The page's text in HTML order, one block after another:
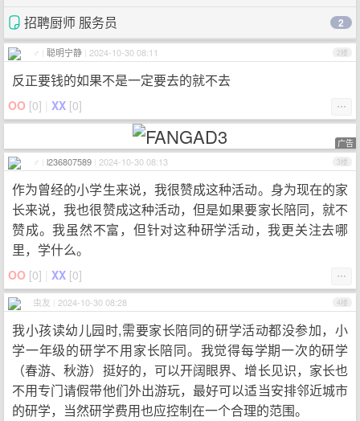
招聘厨师 服务员 2
♂ 聪明宁静 2024-10-30 08:11 2楼
反正要钱的如果不是一定要去的就不去
⋯
OO [0] XX [0]
广告
♂ l236807589 2024-10-30 08:13 3楼
作为曾经的小学生来说，我很赞成这种活动。身为现在的家
长来说，我也很赞成这种活动，但是如果要家长陪同，就不
赞成。我虽然不富，但针对这种研学活动，我更关注去哪
里，学什么。
⋯
OO [0] XX [0]
虫友 2024-10-30 08:28 4楼
我小孩读幼儿园时,需要家长陪同的研学活动都没参加，小
学一年级的研学不用家长陪同。我觉得每学期一次的研学
（春游、秋游）挺好的，可以开阔眼界、增长见识，家长也
不用专门请假带他们外出游玩，最好可以适当安排邻近城市
的研学，当然研学费用也应控制在一个合理的范围。